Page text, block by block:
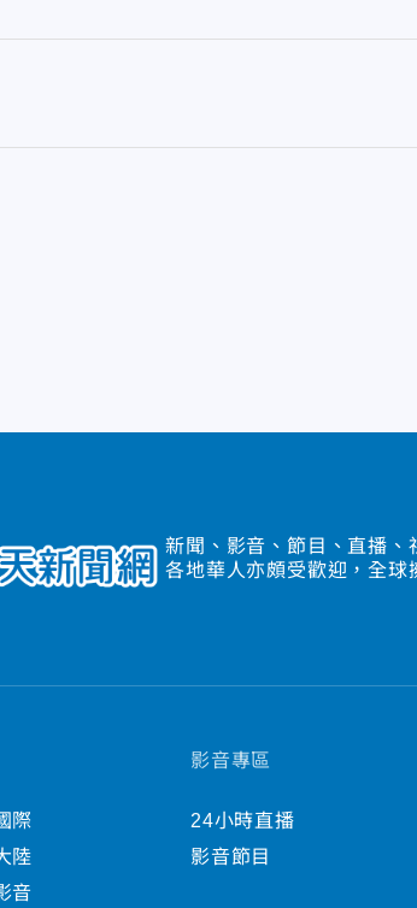
新聞、影音、節目、直播
各地華人亦頗受歡迎，全球
際
陸
音
影音專區
24小時直播
影音節目